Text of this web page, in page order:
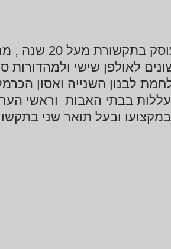
כתב תחקירים
לאולפן שישי
לבנון השנייה ואסון
בבתי האבות וראשי
ובעל תואר שני